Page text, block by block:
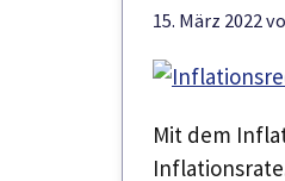
15. März 2022
Mit dem